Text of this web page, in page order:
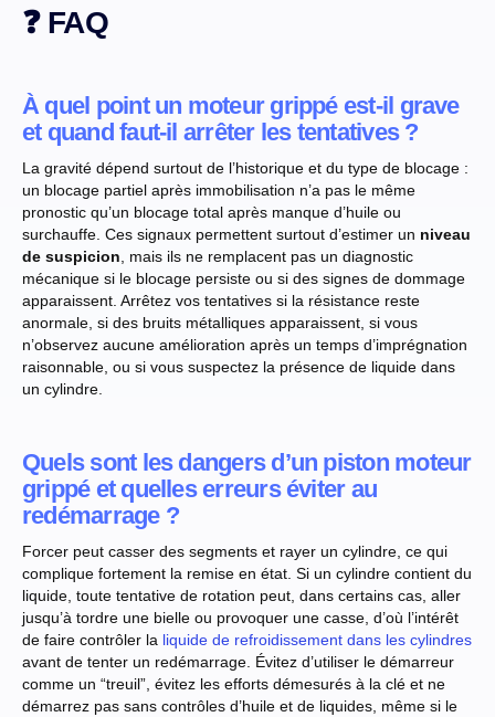
❓ FAQ
À quel point un moteur grippé est-il grave
et quand faut-il arrêter les tentatives ?
La gravité dépend surtout de l’historique et du type de blocage :
un blocage partiel après immobilisation n’a pas le même
pronostic qu’un blocage total après manque d’huile ou
surchauffe. Ces signaux permettent surtout d’estimer un niveau
de suspicion , mais ils ne remplacent pas un diagnostic
mécanique si le blocage persiste ou si des signes de dommage
apparaissent. Arrêtez vos tentatives si la résistance reste
anormale, si des bruits métalliques apparaissent, si vous
n’observez aucune amélioration après un temps d’imprégnation
raisonnable, ou si vous suspectez la présence de liquide dans
un cylindre.
Quels sont les dangers d’un piston moteur
grippé et quelles erreurs éviter au
redémarrage ?
Forcer peut casser des segments et rayer un cylindre, ce qui
complique fortement la remise en état. Si un cylindre contient du
liquide, toute tentative de rotation peut, dans certains cas, aller
jusqu’à tordre une bielle ou provoquer une casse, d’où l’intérêt
de faire contrôler la liquide de refroidissement dans les cylindres
avant de tenter un redémarrage. Évitez d’utiliser le démarreur
comme un “treuil”, évitez les efforts démesurés à la clé et ne
démarrez pas sans contrôles d’huile et de liquides, même si le